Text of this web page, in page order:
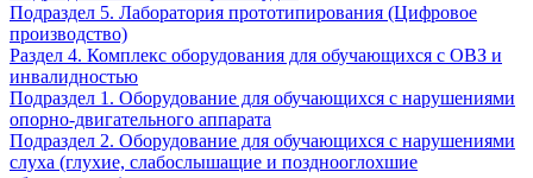
Подраздел 5. Лаборатория прототипирования (Цифровое
производство)
Раздел 4. Комплекс оборудования для обучающихся с ОВЗ и
инвалидностью
Подраздел 1. Оборудование для обучающихся с нарушениями
опорно-двигательного аппарата
Подраздел 2. Оборудование для обучающихся с нарушениями
слуха (глухие, слабослышащие и позднооглохшие